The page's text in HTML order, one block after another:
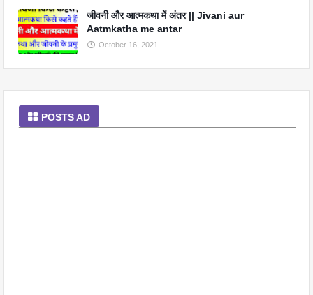
जीवनी और आत्मकथा में अंतर || Jivani aur
Aatmkatha me antar
October 16, 2021
POSTS AD